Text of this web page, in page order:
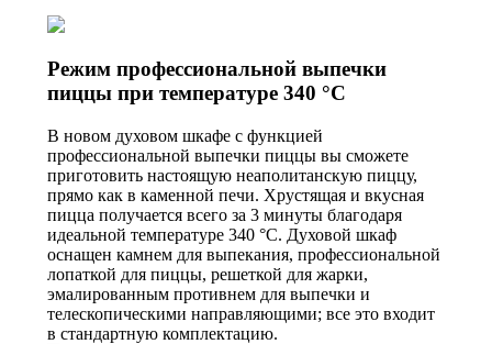
Режим профессиональной выпечки
пиццы при температуре 340 °C
В новом духовом шкафе с функцией
профессиональной выпечки пиццы вы сможете
приготовить настоящую неаполитанскую пиццу,
прямо как в каменной печи. Хрустящая и вкусная
пицца получается всего за 3 минуты благодаря
идеальной температуре 340 °C. Духовой шкаф
оснащен камнем для выпекания, профессиональной
лопаткой для пиццы, решеткой для жарки,
эмалированным противнем для выпечки и
телескопическими направляющими; все это входит
в стандартную комплектацию.